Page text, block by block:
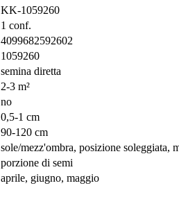
KK-1059260
1 conf.
4099682592602
1059260
semina diretta
2-3 m²
no
0,5-1 cm
90-120 cm
sole/mezz'ombra, posizione soleggiata,
porzione di semi
aprile, giugno, maggio